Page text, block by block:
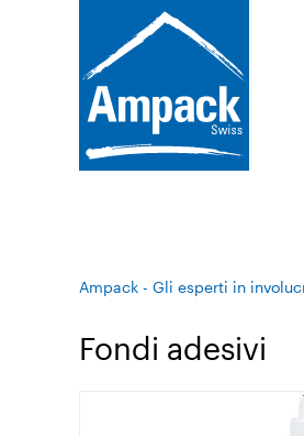
Ampack - Gli esperti in
Fondi adesivi